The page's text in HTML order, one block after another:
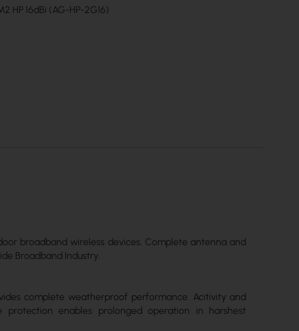
HP 16dBi (AG-HP-2G16)
broadband wireless devices. Complete antenna and
Broadband Industry.
complete weatherproof performance. Acitivity and
protection enables prolonged operation in harshest